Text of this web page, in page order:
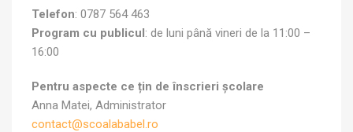
Telefon: 0787 564 463
Program cu publicul: de luni până vineri de la 11:00 –
16:00
Pentru aspecte ce țin de înscrieri școlare
Anna Matei, Administrator
contact@scoalababel.ro